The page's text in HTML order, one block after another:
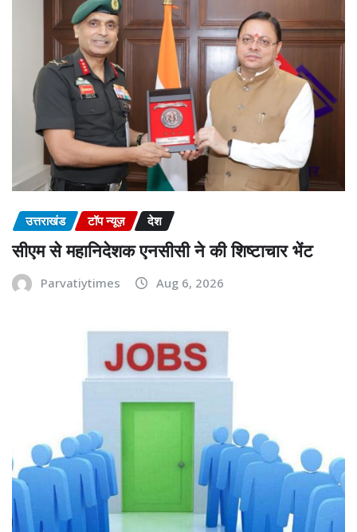
उत्तराखंड टॉप न्यूज़ देश
सीएम से महानिदेशक एनसीसी ने की शिष्टाचार भेंट
Parvatiytimes Aug 6, 2026